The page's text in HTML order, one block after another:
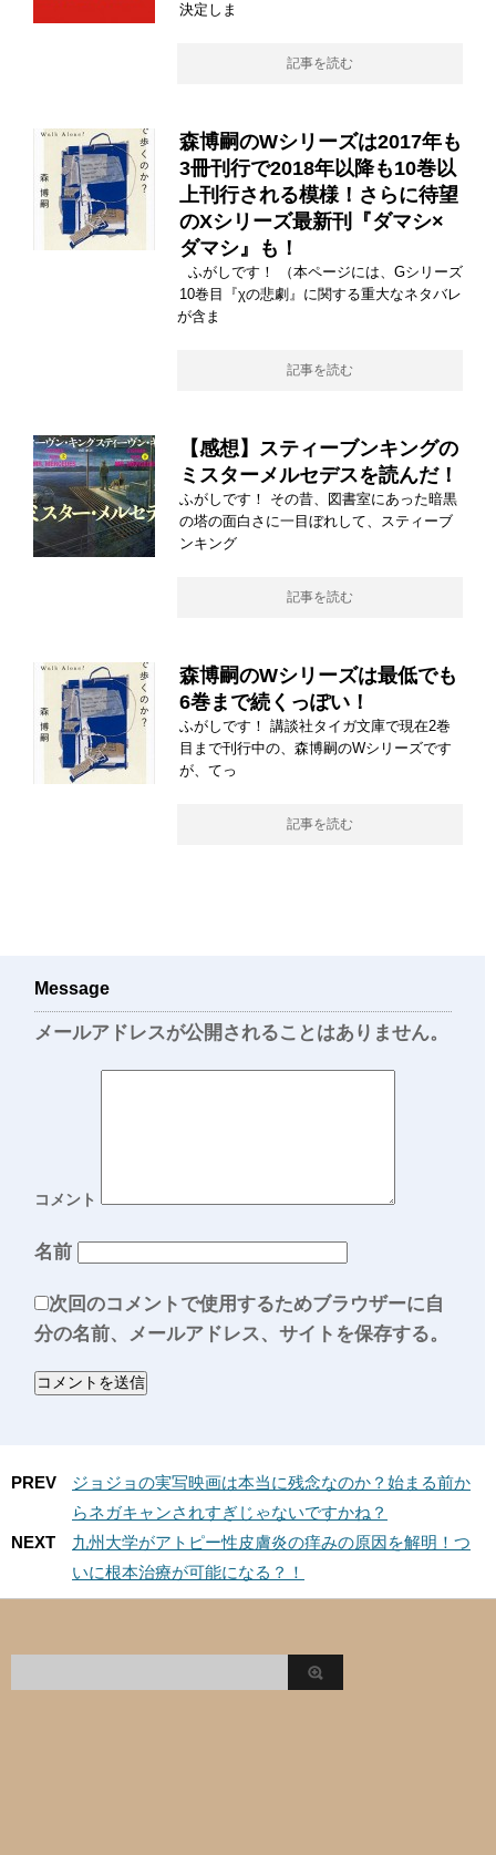
決定しま
記事を読む
森博嗣のWシリーズは2017年も
3冊刊行で2018年以降も10巻以
上刊行される模様！さらに待望
のXシリーズ最新刊『ダマシ×
ダマシ』も！
ふがしです！ （本ページには、Gシリーズ
10巻目『χの悲劇』に関する重大なネタバレ
が含ま
記事を読む
【感想】スティーブンキングの
ミスターメルセデスを読んだ！
ふがしです！ その昔、図書室にあった暗黒
の塔の面白さに一目ぼれして、スティーブ
ンキング
記事を読む
森博嗣のWシリーズは最低でも
6巻まで続くっぽい！
ふがしです！ 講談社タイガ文庫で現在2巻
目まで刊行中の、森博嗣のWシリーズです
が、てっ
記事を読む
Message
メールアドレスが公開されることはありません。
コメント
名前
次回のコメントで使用するためブラウザーに自
分の名前、メールアドレス、サイトを保存する。
PREV
ジョジョの実写映画は本当に残念なのか？始まる前か
らネガキャンされすぎじゃないですかね？
NEXT
九州大学がアトピー性皮膚炎の痒みの原因を解明！つ
いに根本治療が可能になる？！